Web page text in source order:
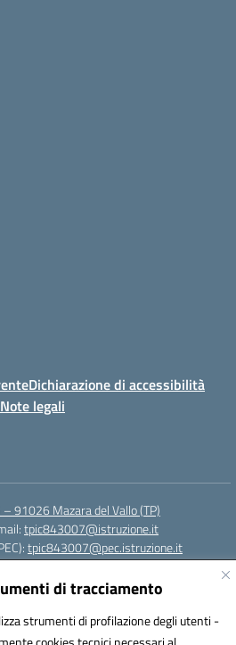
di tracciamento
strumenti di profilazione degli utenti -
Dichiarazione di accessibilità
Note legali
91026 Mazara del Vallo (TP)
tpic843007@istruzione.it
tpic843007@pec.istruzione.it
(IPA): icggp
UFYPS3